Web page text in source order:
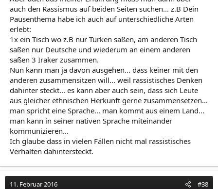
auch den Rassismus auf beiden Seiten suchen... z.B Dein
Pausenthema habe ich auch auf unterschiedliche Arten
erlebt:
1x ein Tisch wo z.B nur Türken saßen, am anderen Tisch
saßen nur Deutsche und wiederum an einem anderen
saßen 3 Iraker zusammen.
Nun kann man ja davon ausgehen... dass keiner mit den
anderen zusammensitzen will... weil rassistisches Denken
dahinter steckt... es kann aber auch sein, dass sich Leute
aus gleicher ethnischen Herkunft gerne zusammensetzen...
man spricht eine Sprache... man kommt aus einem Land...
man kann in seiner nativen Sprache miteinander
kommunizieren...
Ich glaube dass in vielen Fällen nicht mal rassistisches
Verhalten dahintersteckt.
11. Februar 2016 #38